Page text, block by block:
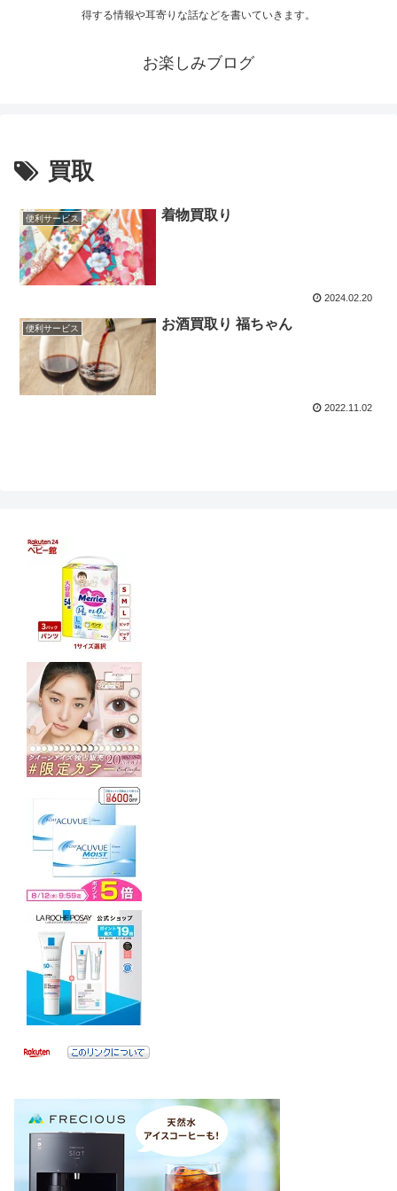
得する情報や耳寄りな話などを書いていきます。
お楽しみブログ
買取
便利サービス 着物買取り
2024.02.20
便利サービス お酒買取り 福ちゃん
2022.11.02